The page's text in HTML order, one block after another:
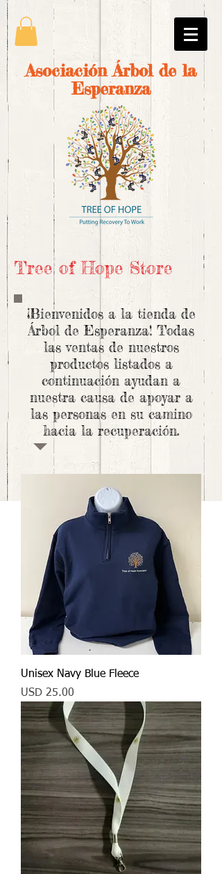
Asociación Árbol de la
Esperanza
Tree of Hope Store
¡Bienvenidos a la tienda de
Árbol de Esperanza! Todas
las ventas de nuestros
productos listados a
continuación ayudan a
nuestra causa de apoyar a
las personas en su camino
hacia la recuperación.
Unisex Navy Blue Fleece
Precio
USD 25.00